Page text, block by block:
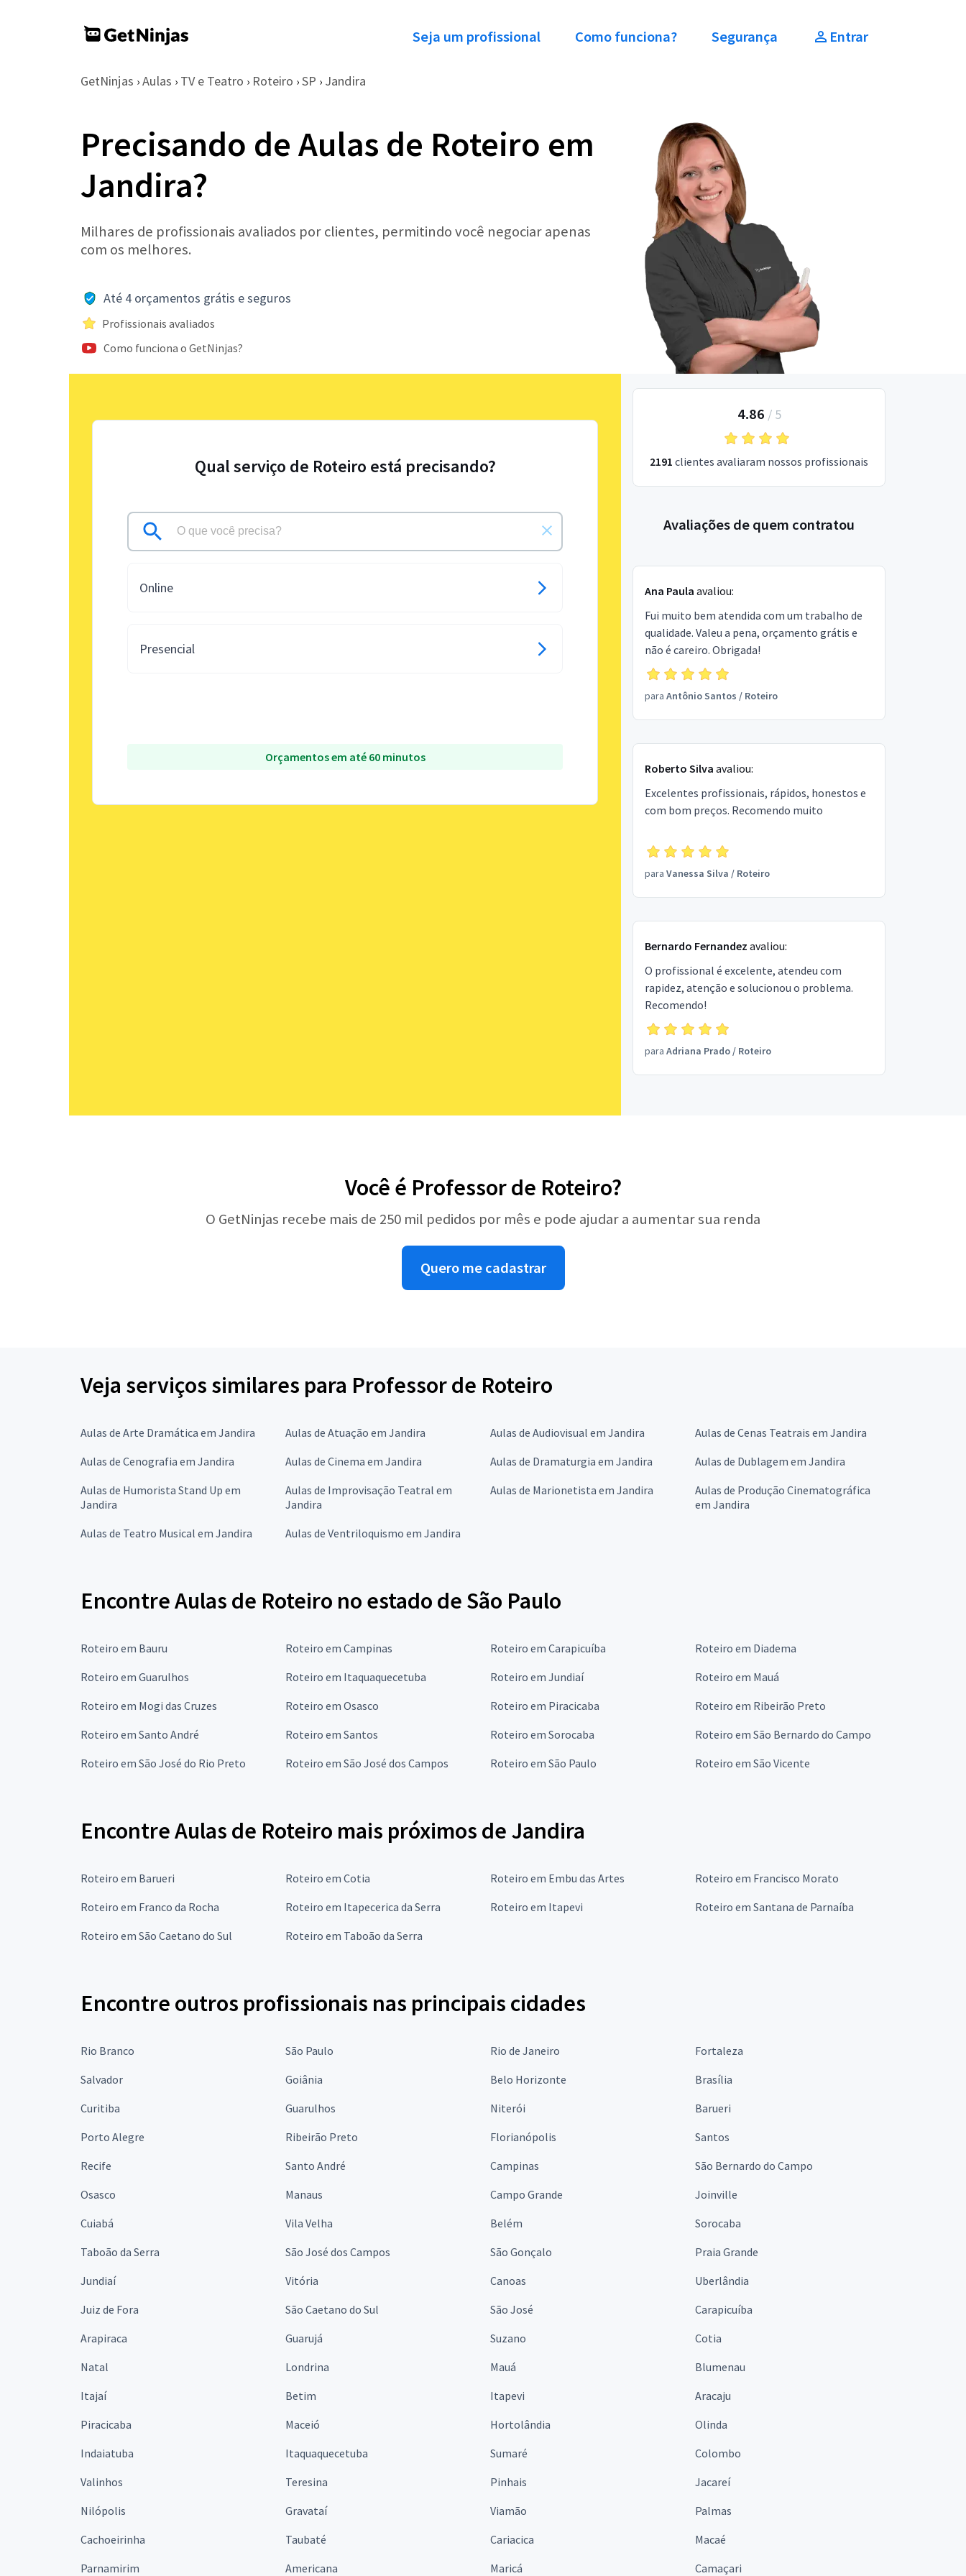
Seja um profissional Como funciona? Segurança Entrar
GetNinjas › Aulas › TV e Teatro › Roteiro › SP › Jandira
Precisando de Aulas de Roteiro em
Jandira?
Milhares de profissionais avaliados por clientes, permitindo você negociar apenas
com os melhores.
Até 4 orçamentos grátis e seguros
Profissionais avaliados
Como funciona o GetNinjas?
Qual serviço de Roteiro está precisando?
Online
Presencial
Orçamentos em até 60 minutos
4.86 / 5
2191 clientes avaliaram nossos profissionais
Avaliações de quem contratou
Ana Paula avaliou:
Fui muito bem atendida com um trabalho de
qualidade. Valeu a pena, orçamento grátis e
não é careiro. Obrigada!
para Antônio Santos / Roteiro
Roberto Silva avaliou:
Excelentes profissionais, rápidos, honestos e
com bom preços. Recomendo muito
para Vanessa Silva / Roteiro
Bernardo Fernandez avaliou:
O profissional é excelente, atendeu com
rapidez, atenção e solucionou o problema.
Recomendo!
para Adriana Prado/ Roteiro
Você é Professor de Roteiro?
O GetNinjas recebe mais de 250 mil pedidos por mês e pode ajudar a aumentar sua renda
Quero me cadastrar
Veja serviços similares para Professor de Roteiro
Aulas de Arte Dramática em Jandira Aulas de Atuação em Jandira Aulas de Audiovisual em Jandira
Aulas de Cenas Teatrais em Jandira
Aulas de Cenografia em Jandira
Aulas de Cinema em Jandira Aulas de Dramaturgia em Jandira
Aulas de Dublagem em Jandira
Aulas de Humorista Stand Up em
Jandira
Aulas de Improvisação Teatral em
Jandira
Aulas de Marionetista em Jandira
Aulas de Produção Cinematográfica
em Jandira
Aulas de Teatro Musical em Jandira
Aulas de Ventriloquismo em Jandira
Encontre Aulas de Roteiro no estado de São Paulo
Roteiro em Bauru Roteiro em Campinas Roteiro em Carapicuíba
Roteiro em Diadema
Roteiro em Guarulhos
Roteiro em Itaquaquecetuba Roteiro em Jundiaí
Roteiro em Mauá
Roteiro em Mogi das Cruzes
Roteiro em Osasco Roteiro em Piracicaba
Roteiro em Ribeirão Preto
Roteiro em Santo André
Roteiro em Santos Roteiro em Sorocaba
Roteiro em São Bernardo do Campo
Roteiro em São José do Rio Preto
Roteiro em São José dos Campos Roteiro em São Paulo Roteiro em São Vicente
Encontre Aulas de Roteiro mais próximos de Jandira
Roteiro em Barueri Roteiro em Cotia Roteiro em Embu das Artes
Roteiro em Francisco Morato
Roteiro em Franco da Rocha
Roteiro em Itapecerica da Serra Roteiro em Itapevi
Roteiro em Santana de Parnaíba
Roteiro em São Caetano do Sul
Roteiro em Taboão da Serra
Encontre outros profissionais nas principais cidades
Rio Branco São Paulo Rio de Janeiro
Fortaleza
Salvador
Goiânia Belo Horizonte
Brasília
Curitiba
Guarulhos Niterói
Barueri
Porto Alegre
Ribeirão Preto Florianópolis
Santos
Recife
Santo André Campinas
São Bernardo do Campo
Osasco
Manaus Campo Grande
Joinville
Cuiabá
Vila Velha Belém
Sorocaba
Taboão da Serra
São José dos Campos São Gonçalo
Praia Grande
Jundiaí
Vitória Canoas
Uberlândia
Juiz de Fora
São Caetano do Sul São José
Carapicuíba
Arapiraca
Guarujá Suzano
Cotia
Natal
Londrina Mauá
Blumenau
Itajaí
Betim Itapevi
Aracaju
Piracicaba
Maceió Hortolândia
Olinda
Indaiatuba
Itaquaquecetuba Sumaré
Colombo
Valinhos
Teresina Pinhais
Jacareí
Nilópolis
Gravataí Viamão
Palmas
Cachoeirinha
Taubaté Cariacica
Macaé
Parnamirim
Americana Maricá Camaçari